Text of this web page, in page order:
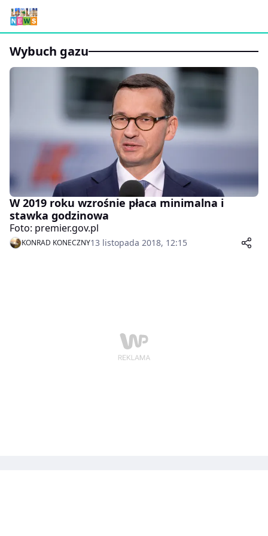
wybuch gazu
W 2019 roku wzrośnie płaca minimalna i
stawka godzinowa
Foto: premier.gov.pl
KONRAD KONECZNY13 listopada 2018, 12:15